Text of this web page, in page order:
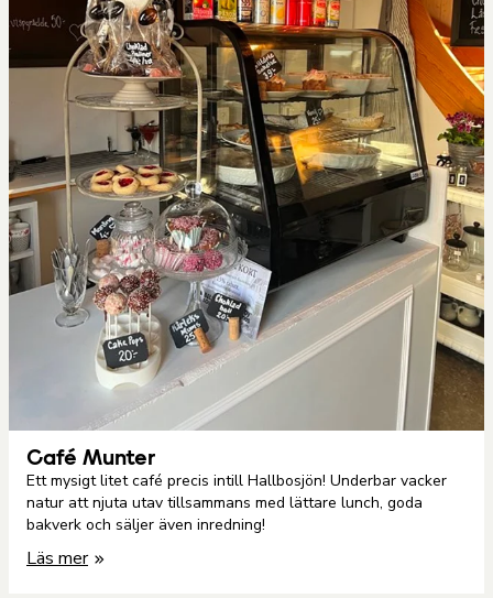
Café Munter
Ett mysigt litet café precis intill Hallbosjön! Underbar vacker
natur att njuta utav tillsammans med lättare lunch, goda
bakverk och säljer även inredning!
Läs mer